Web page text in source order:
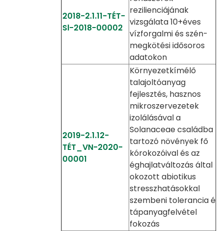
2018-2.1.11-TÉT-
Sl-2018-00002
rezilienciájának
vizsgálata 10+éves
vízforgalmi és szén-
megkötési idősoros
adatokon
2019-2.1.12-
TÉT_VN-2020-
00001
Környezetkímélő
talajoltóanyag
fejlesztés, hasznos
mikroszervezetek
izolálásával a
Solanaceae családba
tartozó növények fő
kórokozóival és az
éghajlatváltozás által
okozott abiotikus
stresszhatásokkal
szembeni tolerancia és
tápanyagfelvétel
fokozás